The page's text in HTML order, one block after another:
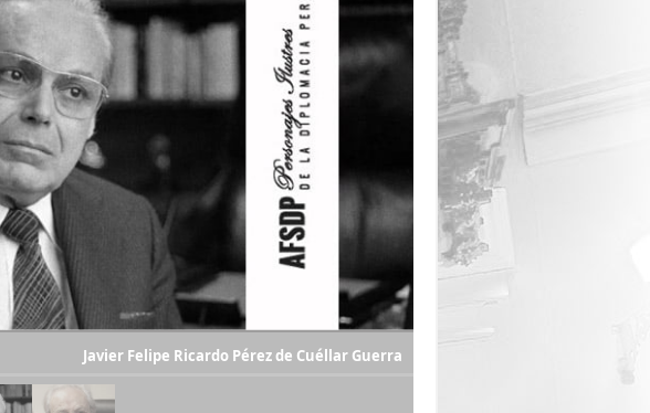
Javier Felipe Ricardo Pérez de Cuéllar Guerra